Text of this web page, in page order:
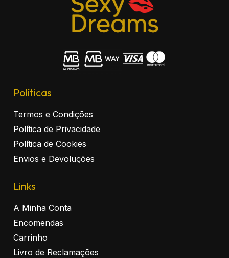
Políticas
Termos e Condições
Política de Privacidade
Política de Cookies
Envios e Devoluções
Links
A Minha Conta
Encomendas
Carrinho
Livro de Reclamações